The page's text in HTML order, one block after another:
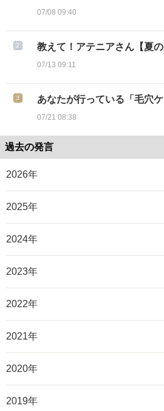
07/08 09:40
教えて！アテニアさん【夏
07/13 09:11
あなたが行っている「毛穴
07/21 08:38
過去の発言
2026年
2025年
2024年
2023年
2022年
2021年
2020年
2019年